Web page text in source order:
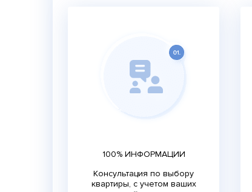
100% ИНФОРМАЦИИ
Консультация по выбору
квартиры, с учетом ваших